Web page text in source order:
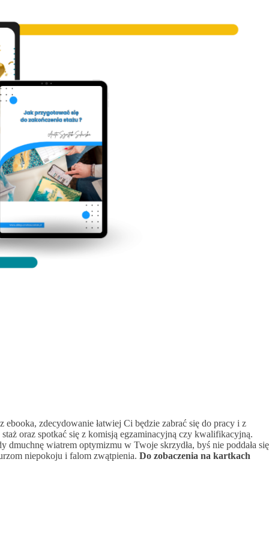
ebooka, zdecydowanie łatwiej Ci będzie zabrać się do pracy i z
oraz spotkać się z komisją egzaminacyjną czy kwalifikacyjną.
dmuchnę wiatrem optymizmu w Twoje skrzydła, byś nie poddała się
niepokoju i falom zwątpienia. Do zobaczenia na kartkach